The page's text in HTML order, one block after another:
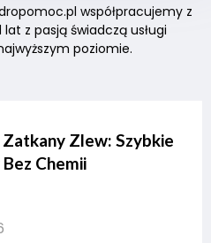
współpracujemy z
z pasją świadczą usługi
poziomie.
Zatkany Zlew: Szybkie
Chemii